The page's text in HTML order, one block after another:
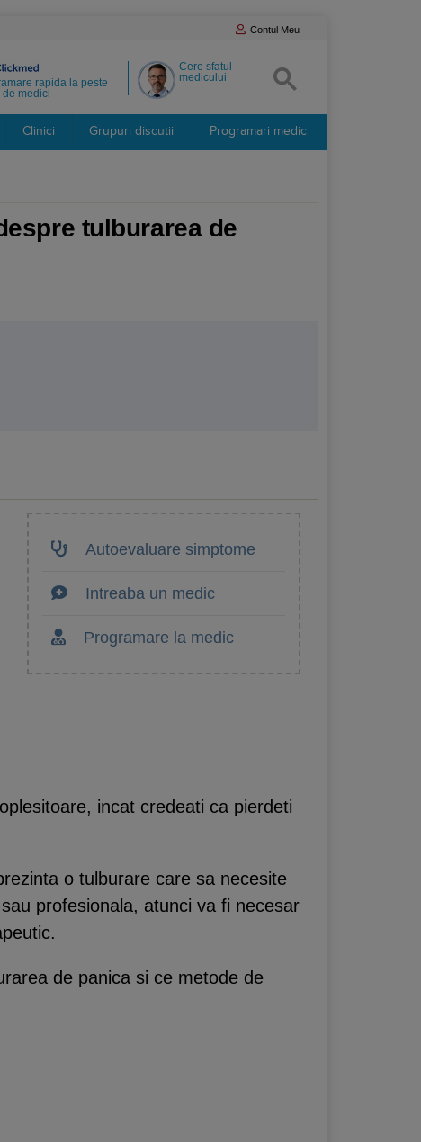
Contul Meu
Cere sfatul
medicului
rapida la peste
de medici
Clinici Grupuri discutii Programari medic
tulburarea de
Autoevaluare simptome
Intreaba un medic
Programare la medic
incat credeati ca pierdeti
o tulburare care sa necesite
profesionala, atunci va fi necesar
de panica si ce metode de